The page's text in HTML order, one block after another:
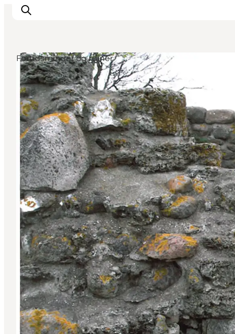
Byer & steder
Det sker
Guides & inspiration
Overnatning
Oplevelser
Fortidsminder og ruiner